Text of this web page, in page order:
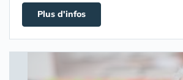
Plus d'infos